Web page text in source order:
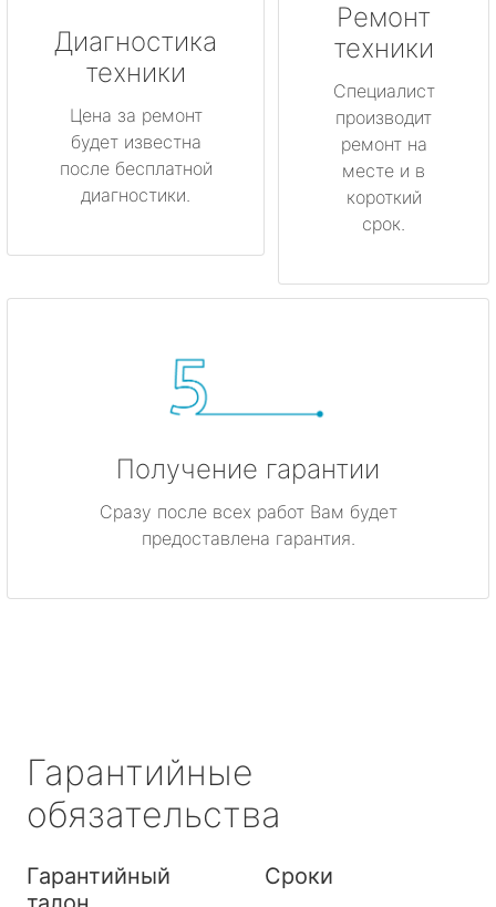
Диагностика
техники
Цена за ремонт
будет известна
после бесплатной
диагностики.
Ремонт
техники
Специалист
производит
ремонт на
месте и в
короткий
срок.
Получение гарантии
Сразу после всех работ Вам будет
предоставлена гарантия.
Гарантийные
обязательства
Гарантийный
Сроки